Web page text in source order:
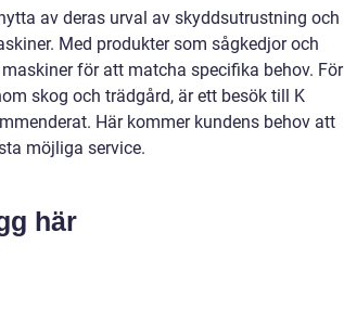
av deras urval av skyddsutrustning och
Med produkter som sågkedjor och
för att matcha specifika behov. För
skog och trädgård, är ett besök till K
Här kommer kundens behov att
möjliga service.
här